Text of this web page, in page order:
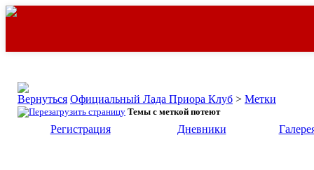
Официальный Лада Приора Клуб > Метки
Темы с меткой потеют
Регистрация Дневники